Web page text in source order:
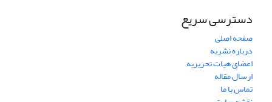
دسترسی سریع
صفحه اصلی
درباره نشریه
اعضای هیات تحریریه
ارسال مقاله
تماس با ما